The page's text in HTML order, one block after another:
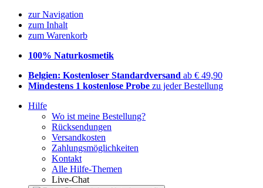
zur Navigation
zum Inhalt
zum Warenkorb
100% Naturkosmetik
Belgien: Kostenloser Standardversand ab € 49,90
Mindestens 1 kostenlose Probe zu jeder Bestellung
Hilfe
Wo ist meine Bestellung?
Rücksendungen
Versandkosten
Zahlungsmöglichkeiten
Kontakt
Alle Hilfe-Themen
Live-Chat